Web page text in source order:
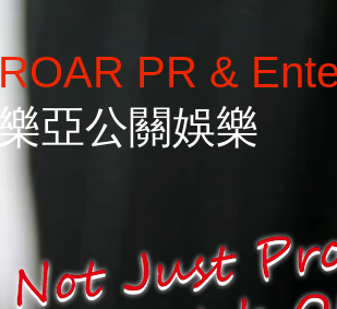
ROAR PR &
樂亞公關娛樂